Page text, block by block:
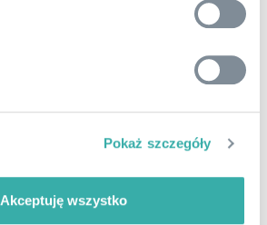
Pokaż szczegóły
Akceptuję wszystko